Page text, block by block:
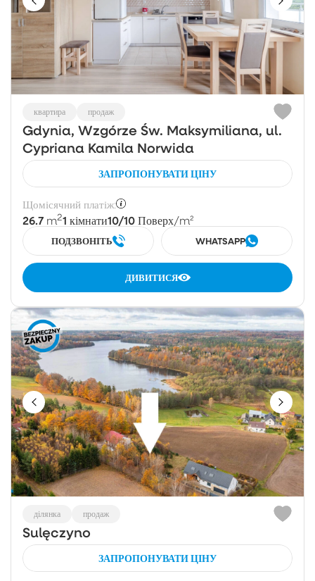
квартира продаж
Gdynia, Wzgórze Św. Maksymiliana, ul.
Cypriana Kamila Norwida
ЗАПРОПОНУВАТИ ЦІНУ
Щомісячний платіж:
26.7 m21 кімнати10/10 Поверх/m²
ПОДЗВОНІТЬ WHATSAPP
ДИВИТИСЯ
ділянка продаж
Sulęczyno
ЗАПРОПОНУВАТИ ЦІНУ